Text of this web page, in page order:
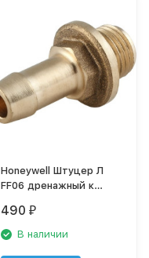
Honeywell Штуцер Л
FF06 дренажный к
490 ₽
В наличии